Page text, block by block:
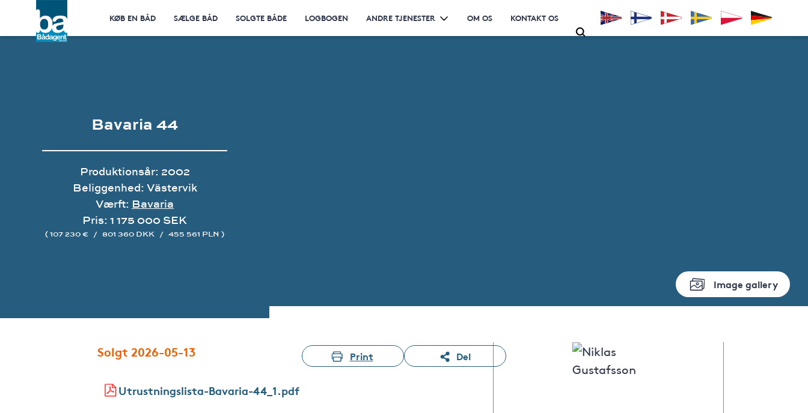
KØB EN BÅD SÆLGE BÅD SOLGTE BÅDE LOGBOGEN ANDRE TJENESTER OM OS KONTAKT OS
Image gallery
Bavaria 44
Produktionsår: 2002
Beliggenhed: Västervik
Værft: Bavaria
Pris: 1 175 000 SEK
( 107 230 € / 801 360 DKK / 455 561 PLN )
Solgt 2026-05-13 Print Del
Utrustningslista-Bavaria-44_1.pdf